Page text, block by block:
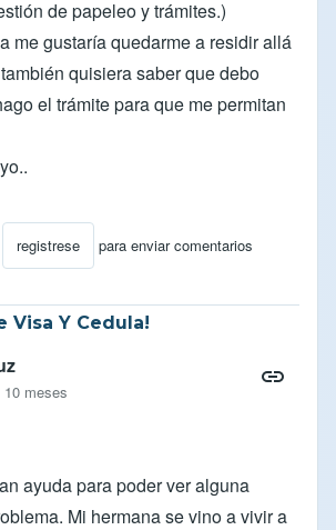
de papeleo y trámites.)
me gustaría quedarme a residir allá
quisiera saber que debo
el trámite para que me permitan
registrese para enviar comentarios
Visa Y Cedula!
meses
ayuda para poder ver alguna
Mi hermana se vino a vivir a